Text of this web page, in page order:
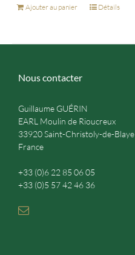
Ajouter au panier Détails
Nous contacter
Guillaume GUÉRIN
EARL Moulin de Rioucreux
33920 Saint-Christoly-de-Blaye
France
+33 (0)6 22 85 06 05
+33 (0)5 57 42 46 36